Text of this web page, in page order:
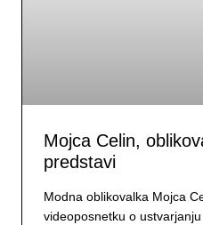
Mojca Celin,
predstavi
Modna oblikovalka Mojca
videoposnetku o